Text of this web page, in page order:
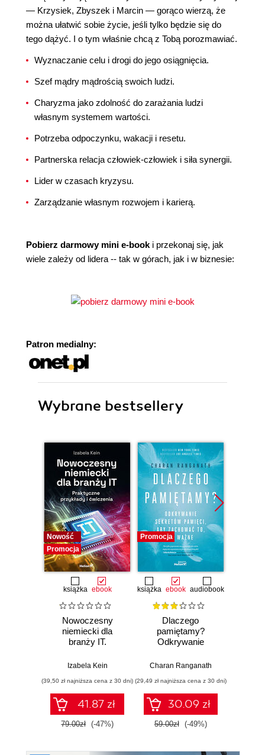
— Krzysiek, Zbyszek i Marcin — gorąco wierzą, że
można ułatwić sobie życie, jeśli tylko będzie się do
tego dążyć. I o tym właśnie chcą z Tobą porozmawiać.
Wyznaczanie celu i drogi do jego osiągnięcia.
Szef mądry mądrością swoich ludzi.
Charyzma jako zdolność do zarażania ludzi
własnym systemem wartości.
Potrzeba odpoczynku, wakacji i resetu.
Partnerska relacja człowiek-człowiek i siła synergii.
Lider w czasach kryzysu.
Zarządzanie własnym rozwojem i karierą.
Pobierz darmowy mini e-book i przekonaj się, jak
wiele zależy od lidera -- tak w górach, jak i w biznesie:
Patron medialny:
Wybrane bestsellery
Nowość
Promocja
książka ebook
Nowoczesny
niemiecki dla
branży IT.
przykłady i
Izabela Kein
(39,50 zł najniższa cena z 30 dni)
41.87 zł
79.00zł (-47%)
Promocja
książka ebook audiobook
Dlaczego
pamiętamy?
Odkrywanie
aby zachować to,
Charan Ranganath
(29,49 zł najniższa cena z 30 dni)
30.09 zł
59.00zł (-49%)